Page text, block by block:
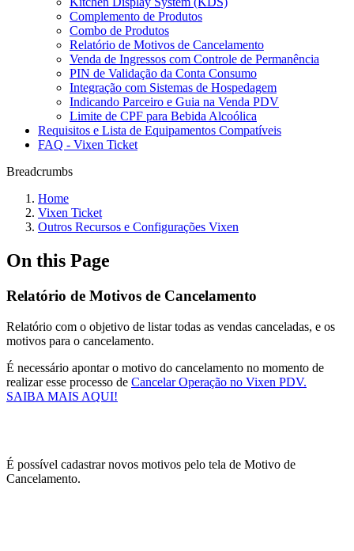
Complemento de Produtos
Combo de Produtos
Relatório de Motivos de Cancelamento
Venda de Ingressos com Controle de Permanência
PIN de Validação da Conta Consumo
Integração com Sistemas de Hospedagem
Indicando Parceiro e Guia na Venda PDV
Limite de CPF para Bebida Alcoólica
Requisitos e Lista de Equipamentos Compatíveis
FAQ - Vixen Ticket
Breadcrumbs
Home
Vixen Ticket
Outros Recursos e Configurações Vixen
On this Page
Relatório de Motivos de Cancelamento
Relatório com o objetivo de listar todas as vendas canceladas, e os
motivos para o cancelamento.
É necessário apontar o motivo do cancelamento no momento de
realizar esse processo de Cancelar Operação no Vixen PDV.
SAIBA MAIS AQUI!
É possível cadastrar novos motivos pelo tela de Motivo de
Cancelamento.